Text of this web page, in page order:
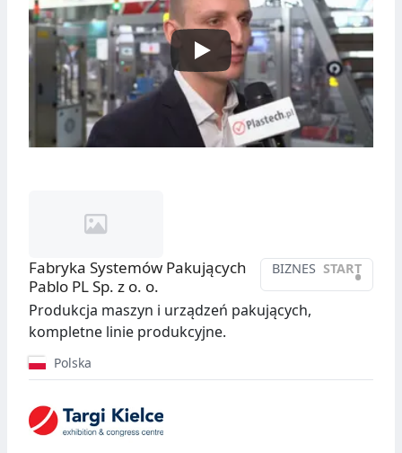
BIZNES START
•
Fabryka Systemów Pakujących
Pablo PL Sp. z o. o.
Produkcja maszyn i urządzeń pakujących,
kompletne linie produkcyjne.
Polska